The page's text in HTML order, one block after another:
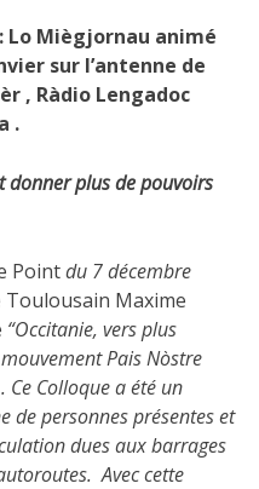
Lo Miègjornau animé
sur l’antenne de
, Ràdio Lengadoc
.
donner plus de pouvoirs
Pointdu 7 décembre
Toulousain Maxime
“Occitanie, vers plus
Pais Nòstre
Colloque a été un
de personnes présentes et
dues aux barrages
Avec cette